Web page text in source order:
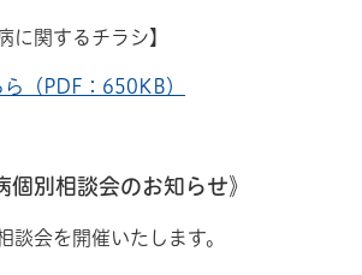
に関するチラシ】
（PDF：650KB）
個別相談会のお知らせ》
談会を開催いたします。